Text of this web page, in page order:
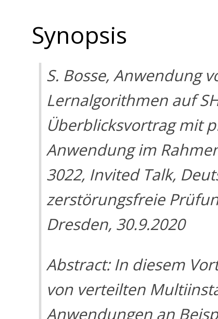
Synopsis
S. Bosse, Anwendung
Lernalgorithmen auf
Überblicksvortrag mit
Anwendung im
3022, Invited Talk,
zerstörungsfreie
Dresden, 30.9.2020
Abstract: In diesem
von verteilten
Anwendungen an